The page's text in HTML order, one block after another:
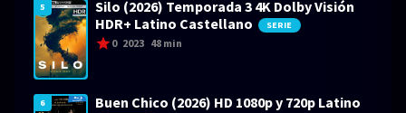
5
Silo (2026) Temporada 3 4K Dolby Visión
HDR+ Latino Castellano
SERIE
0 2023 48 min
6 Buen Chico (2026) HD 1080p y 720p Latino